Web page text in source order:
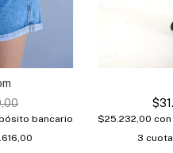
bancario
$25.232,00 con
3